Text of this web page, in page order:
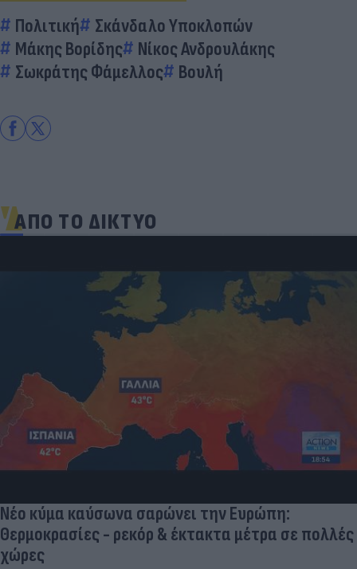
Πολιτική
Σκάνδαλο Υποκλοπών
Μάκης Βορίδης
Νίκος Ανδρουλάκης
Σωκράτης Φάμελλος
Βουλή
ΑΠΟ ΤΟ ΔΙΚΤΥΟ
Νέο κύμα καύσωνα σαρώνει την Ευρώπη:
Θερμοκρασίες - ρεκόρ & έκτακτα μέτρα σε πολλές
χώρες